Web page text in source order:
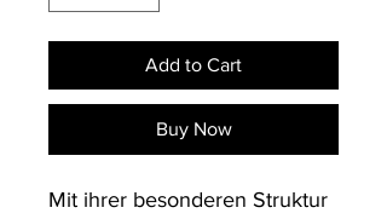
Add to Cart
Buy Now
Mit ihrer besonderen Struktur